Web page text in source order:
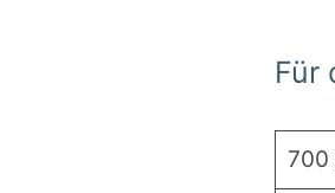
Für
700